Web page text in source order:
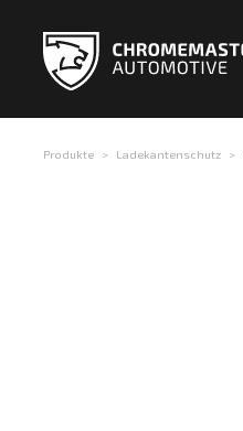
Produkte Ladekantenschutz